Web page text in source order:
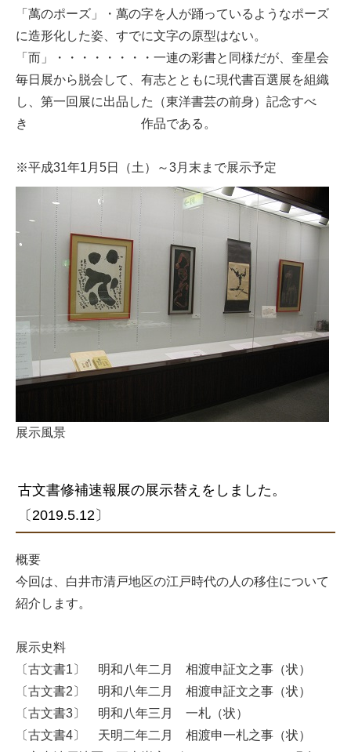
「萬のポーズ」・萬の字を人が踊っているようなポーズ
に造形化した姿、すでに文字の原型はない。
「而」・・・・・・・・一連の彩書と同様だが、奎星会
毎日展から脱会して、有志とともに現代書百選展を組織
し、第一回展に出品した（東洋書芸の前身）記念すべ
き 作品である。
※平成31年1月5日（土）～3月末まで展示予定
展示風景
古文書修補速報展の展示替えをしました。
〔2019.5.12〕
概要
今回は、白井市清戸地区の江戸時代の人の移住について
紹介します。
展示史料
〔古文書1〕 明和八年二月 相渡申証文之事（状）
〔古文書2〕 明和八年二月 相渡申証文之事（状）
〔古文書3〕 明和八年三月 一札（状）
〔古文書4〕 天明二年二月 相渡申一札之事（状）